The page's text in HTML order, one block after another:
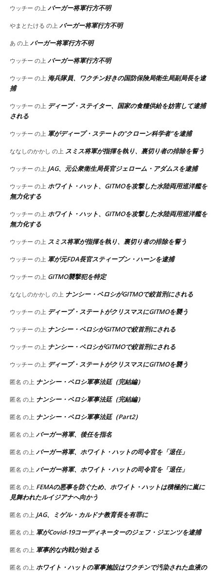
ウッチー の上 バーガー将軍行方不明
やまとたける の上 バーガー将軍行方不明
あ の上 バーガー将軍行方不明
ウッチー の上 バーガー将軍行方不明
ウッチー の上 海兵隊員、ワクチン好きの国防保険局衛生局副局長を逮
捕
ウッチー の上 ディープ・ステイター、国家の食糧供給を妨害して逮捕
される
ウッチー の上 軍がディープ・ステートの”クローン科学者”を逮捕
ななしのかかし の上 スミス将軍が指揮を執り、裏切り者の排除を誓う
ウッチー の上 JAG、元公衆衛生局長官ジェローム・アダムスを逮捕
ウッチー の上 ホワイト・ハット、GITMOを攻撃した水陸両用巡洋艦を
無力化する
ウッチー の上 ホワイト・ハット、GITMOを攻撃した水陸両用巡洋艦を
無力化する
ウッチー の上 スミス将軍が指揮を執り、裏切り者の排除を誓う
ウッチー の上 軍が元FDA長官スティーブン・ハーンを逮捕
ウッチー の上 GITMO襲撃犯を特定
ななしのかかし の上 ナンシー・ペロシがGITMOで絞首刑にされる
ウッチー の上 ディープ・ステートがクリスマスにGITMOを襲う
ウッチー の上 ナンシー・ペロシがGITMOで絞首刑にされる
ウッチー の上 ナンシー・ペロシがGITMOで絞首刑にされる
ウッチー の上 ディープ・ステートがクリスマスにGITMOを襲う
匿名 の上 ナンシー・ペロシ軍事法廷（完結編）
匿名 の上 ナンシー・ペロシ軍事法廷（完結編）
匿名 の上 ナンシー・ペロシ軍事法廷（Part2）
匿名 の上 バーガー将軍、後任を指名
匿名 の上 バーガー将軍、ホワイト・ハットの司令官を「退任」
匿名 の上 バーガー将軍、ホワイト・ハットの司令官を「退任」
匿名 の上 FEMAの悪事を防ぐため、ホワイト・ハットは積極的に嵐に
見舞われたルイジアナへ向かう
匿名 の上 JAG、ミゲル・カルドナ教育長を有罪に
匿名 の上 軍がCovid-19コーディネーターのジェフ・ジエンツを逮捕
匿名 の上 軍事的な内戦が始まる
匿名 の上 ホワイト・ハットの軍事施設はワクチンで汚染された血液の